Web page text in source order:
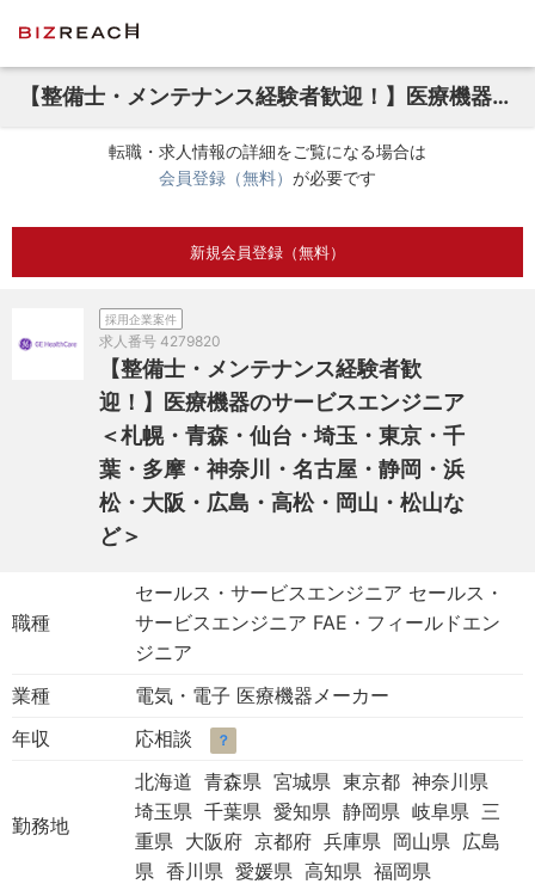
【整備士・メンテナンス経験者歓迎！】医療機器のサービスエンジニア＜札幌・青森・仙台・埼玉・東京・千葉・多摩・神奈川・名古屋・静岡・浜松・大阪・広島・高松・岡山・松山など＞
転職・求人情報の詳細をご覧になる場合は
会員登録（無料） が必要です
新規会員登録（無料）
採用企業案件
求人番号 4279820
【整備士・メンテナンス経験者歓
迎！】医療機器のサービスエンジニア
＜札幌・青森・仙台・埼玉・東京・千
葉・多摩・神奈川・名古屋・静岡・浜
松・大阪・広島・高松・岡山・松山な
ど＞
職種
セールス・サービスエンジニア セールス・
サービスエンジニア FAE・フィールドエン
ジニア
業種
電気・電子 医療機器メーカー
年収
応相談 ？
勤務地
北海道 青森県 宮城県 東京都 神奈川県
埼玉県 千葉県 愛知県 静岡県 岐阜県 三
重県 大阪府 京都府 兵庫県 岡山県 広島
県 香川県 愛媛県 高知県 福岡県